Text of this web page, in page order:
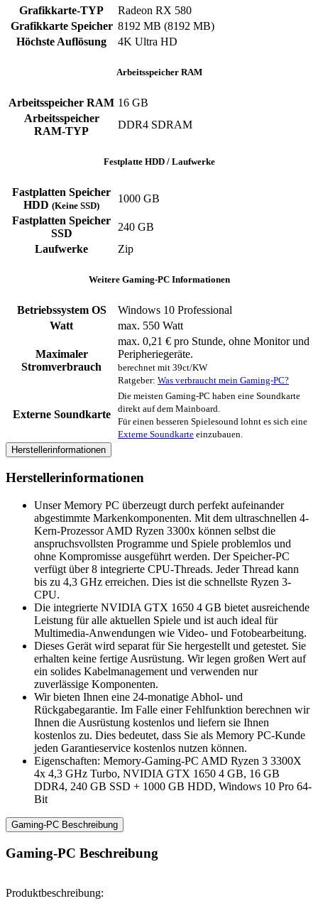
Grafikkarte-TYP
Radeon RX 580
Grafikkarte Speicher 8192 MB (8192 MB)
Höchste Auflösung
4K Ultra HD
Arbeitsspeicher RAM
Arbeitsspeicher RAM 16 GB
Arbeitsspeicher
RAM-TYP
DDR4 SDRAM
Festplatte HDD / Laufwerke
Fastplatten Speicher
HDD (Keine SSD)
1000 GB
Fastplatten Speicher
SSD
240 GB
Laufwerke
Zip
Weitere Gaming-PC Informationen
Betriebssystem OS
Windows 10 Professional
Watt
max. 550 Watt
Maximaler
Stromverbrauch
max. 0,21 € pro Stunde, ohne Monitor und
Peripheriegeräte.
berechnet mit 39ct/KW
Ratgeber: Was verbraucht mein Gaming-PC?
Externe Soundkarte
Die meisten Gaming-PC haben eine Soundkarte
direkt auf dem Mainboard.
Für einen besseren Spielesound lohnt es sich eine
Externe Soundkarte einzubauen.
Herstellerinformationen
Herstellerinformationen
Unser Memory PC überzeugt durch perfekt aufeinander
abgestimmte Markenkomponenten. Mit dem ultraschnellen 4-
Kern-Prozessor AMD Ryzen 3300x können selbst die
anspruchsvollsten Programme und Spiele problemlos und
ohne Kompromisse ausgeführt werden. Der Speicher-PC
verfügt über 8 integrierte CPU-Threads. Jeder Thread kann
bis zu 4,3 GHz erreichen. Dies ist die schnellste Ryzen 3-
CPU.
Die integrierte NVIDIA GTX 1650 4 GB bietet ausreichende
Leistung für alle aktuellen Spiele und ist auch ideal für
Multimedia-Anwendungen wie Video- und Fotobearbeitung.
Dieses Gerät wird separat für Sie hergestellt und getestet. Sie
erhalten keine fertige Ausrüstung. Wir legen großen Wert auf
ein solides Kabelmanagement und verwenden nur
zuverlässige Komponenten.
Wir bieten Ihnen eine 24-monatige Abhol- und
Rückgabegarantie. Im Falle einer Fehlfunktion berechnen wir
Ihnen die Ausrüstung kostenlos und liefern sie Ihnen
kostenlos zu. Dies bedeutet, dass Sie als Memory PC-Kunde
jeden Garantieservice kostenlos nutzen können.
Eigenschaften: Memory-Gaming-PC AMD Ryzen 3 3300X
4x 4,3 GHz Turbo, NVIDIA GTX 1650 4 GB, 16 GB
DDR4, 240 GB SSD + 1000 GB HDD, Windows 10 Pro 64-
Bit
Gaming-PC Beschreibung
Gaming-PC Beschreibung
Produktbeschreibung: